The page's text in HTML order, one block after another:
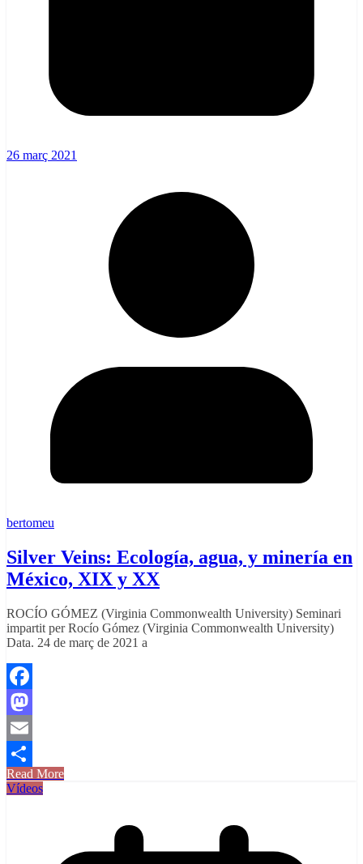
26 març 2021
bertomeu
Silver Veins: Ecología, agua, y minería en
México, XIX y XX
ROCÍO GÓMEZ (Virginia Commonwealth University) Seminari
impartit per Rocío Gómez (Virginia Commonwealth University)
Data. 24 de març de 2021 a
Facebook
Mastodon
Email
Comparteix
Read More
Vídeos